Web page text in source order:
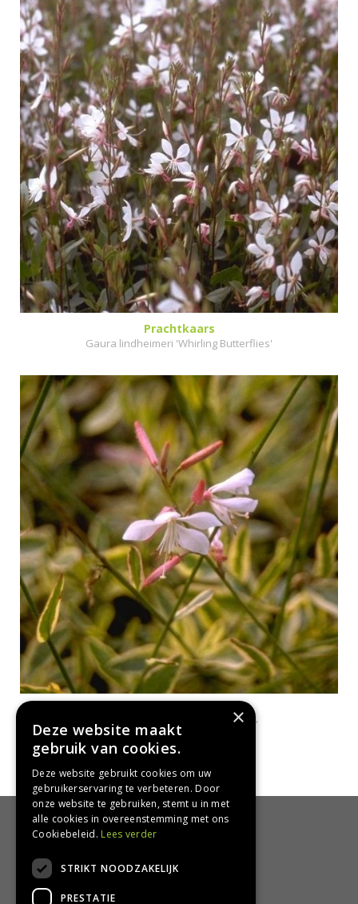
Prachtkaars
Gaura lindheimeri 'Whirling Butterflies'
Gaura lindheimeri 'Corrie's Gold'
HANDIG
Bezorgen en afhalen
Retourbeleid
Algemene voorwaarden
×
Deze website maakt
gebruik van cookies.
Deze website gebruikt cookies om uw
gebruikerservaring te verbeteren. Door
onze website te gebruiken, stemt u in met
alle cookies in overeenstemming met ons
Cookiebeleid. Lees verder
STRIKT NOODZAKELIJK
PRESTATIE